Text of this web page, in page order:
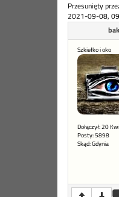
Przesunięty
2021-09-08,
Szkiełko i oko
Dołączył: 20
Posty: 5898
Skąd: Gdynia